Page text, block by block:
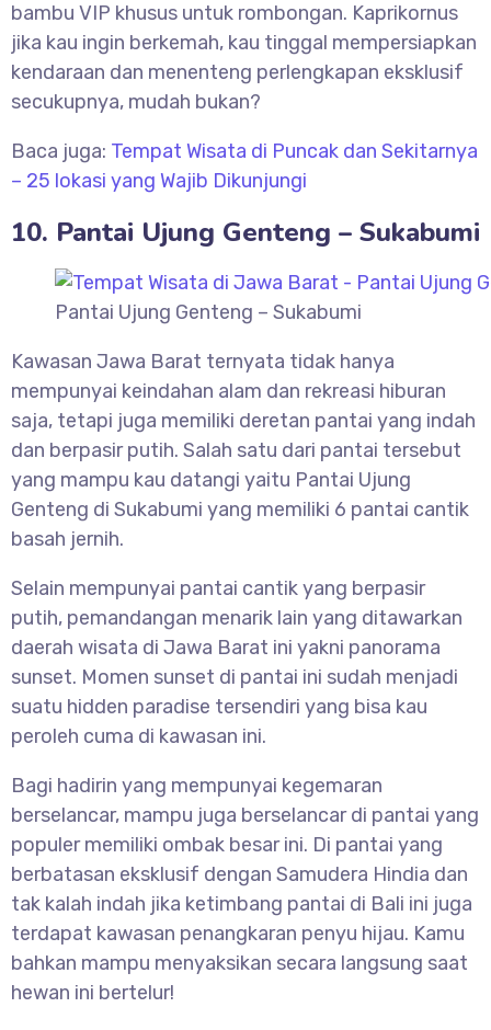
bambu VIP khusus untuk rombongan. Kaprikornus
jika kau ingin berkemah, kau tinggal mempersiapkan
kendaraan dan menenteng perlengkapan eksklusif
secukupnya, mudah bukan?
Baca juga: Tempat Wisata di Puncak dan Sekitarnya
– 25 lokasi yang Wajib Dikunjungi
10. Pantai Ujung Genteng – Sukabumi
Pantai Ujung Genteng – Sukabumi
Kawasan Jawa Barat ternyata tidak hanya
mempunyai keindahan alam dan rekreasi hiburan
saja, tetapi juga memiliki deretan pantai yang indah
dan berpasir putih. Salah satu dari pantai tersebut
yang mampu kau datangi yaitu Pantai Ujung
Genteng di Sukabumi yang memiliki 6 pantai cantik
basah jernih.
Selain mempunyai pantai cantik yang berpasir
putih, pemandangan menarik lain yang ditawarkan
daerah wisata di Jawa Barat ini yakni panorama
sunset. Momen sunset di pantai ini sudah menjadi
suatu hidden paradise tersendiri yang bisa kau
peroleh cuma di kawasan ini.
Bagi hadirin yang mempunyai kegemaran
berselancar, mampu juga berselancar di pantai yang
populer memiliki ombak besar ini. Di pantai yang
berbatasan eksklusif dengan Samudera Hindia dan
tak kalah indah jika ketimbang pantai di Bali ini juga
terdapat kawasan penangkaran penyu hijau. Kamu
bahkan mampu menyaksikan secara langsung saat
hewan ini bertelur!